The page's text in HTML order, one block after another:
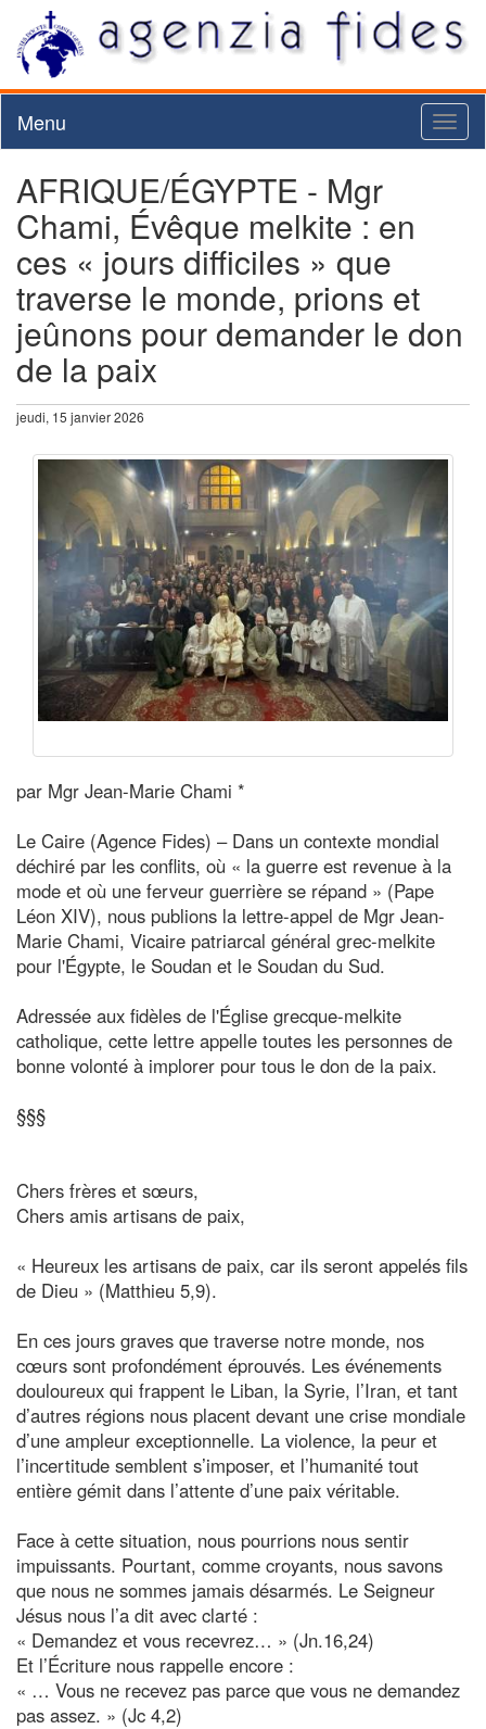
Menu
AFRIQUE/ÉGYPTE - Mgr
Chami, Évêque melkite : en
ces « jours difficiles » que
traverse le monde, prions et
jeûnons pour demander le don
de la paix
jeudi, 15 janvier 2026
par Mgr Jean-Marie Chami *
Le Caire (Agence Fides) – Dans un contexte mondial
déchiré par les conflits, où « la guerre est revenue à la
mode et où une ferveur guerrière se répand » (Pape
Léon XIV), nous publions la lettre-appel de Mgr Jean-
Marie Chami, Vicaire patriarcal général grec-melkite
pour l'Égypte, le Soudan et le Soudan du Sud.
Adressée aux fidèles de l'Église grecque-melkite
catholique, cette lettre appelle toutes les personnes de
bonne volonté à implorer pour tous le don de la paix.
§§§
Chers frères et sœurs,
Chers amis artisans de paix,
« Heureux les artisans de paix, car ils seront appelés fils
de Dieu » (Matthieu 5,9).
En ces jours graves que traverse notre monde, nos
cœurs sont profondément éprouvés. Les événements
douloureux qui frappent le Liban, la Syrie, l’Iran, et tant
d’autres régions nous placent devant une crise mondiale
d’une ampleur exceptionnelle. La violence, la peur et
l’incertitude semblent s’imposer, et l’humanité tout
entière gémit dans l’attente d’une paix véritable.
Face à cette situation, nous pourrions nous sentir
impuissants. Pourtant, comme croyants, nous savons
que nous ne sommes jamais désarmés. Le Seigneur
Jésus nous l’a dit avec clarté :
« Demandez et vous recevrez… » (Jn.16,24)
Et l’Écriture nous rappelle encore :
« … Vous ne recevez pas parce que vous ne demandez
pas assez. » (Jc 4,2)